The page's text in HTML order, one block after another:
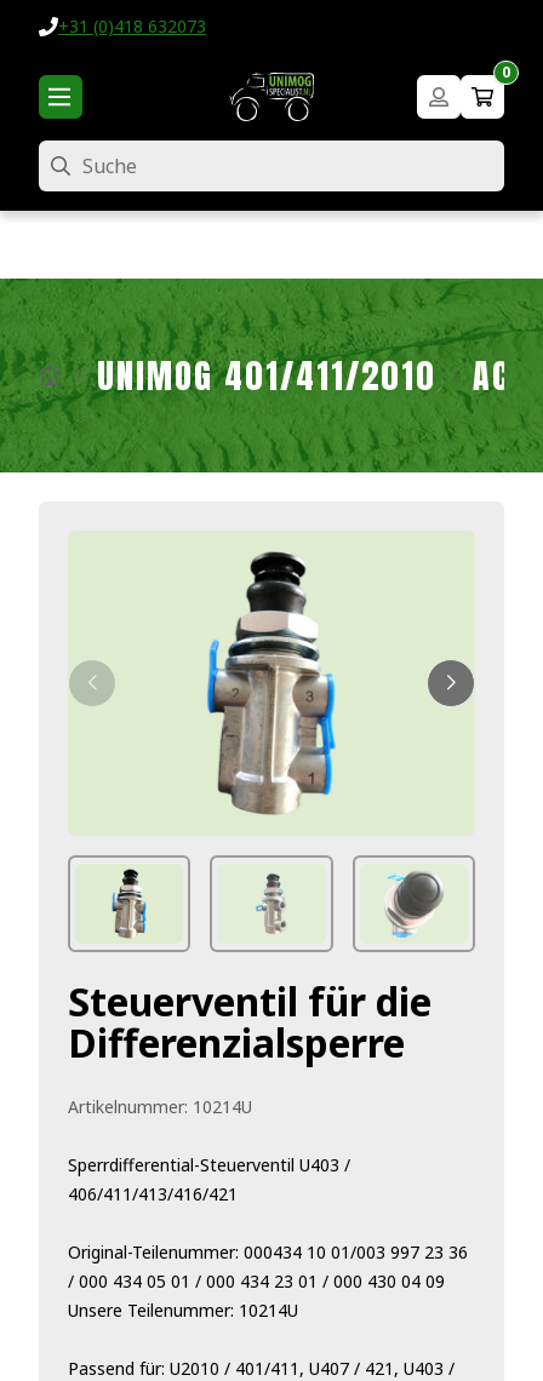
+31 (0)418 632073
0
Suche
UNIMOG 401/411/2010
Steuerventil für die
Differenzialsperre
Artikelnummer: 10214U
Sperrdifferential-Steuerventil U403 /
406/411/413/416/421
Original-Teilenummer: 000434 10 01/003 997 23 36
/ 000 434 05 01 / 000 434 23 01 / 000 430 04 09
Unsere Teilenummer: 10214U
Passend für: U2010 / 401/411, U407 / 421, U403 /